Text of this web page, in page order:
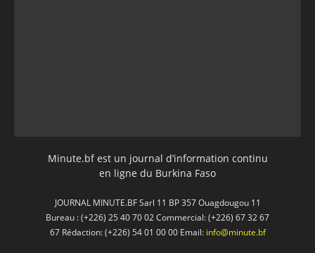
Minute.bf est un journal d’information continu
en ligne du Burkina Faso
JOURNAL MINUTE.BF Sarl 11 BP 357 Ouagdougou 11
Bureau : (+226) 25 40 70 02 Commercial: (+226) 67 32 67
67 Rédaction: (+226) 54 01 00 00 Email: info@minute.bf